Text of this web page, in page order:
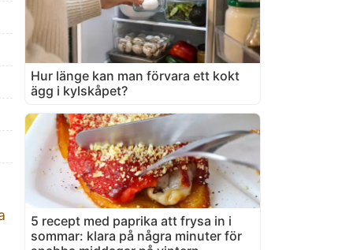
Hur länge kan man förvara ett kokt
ägg i kylskåpet?
5 recept med paprika att frysa in i
sommar: klara på några minuter för